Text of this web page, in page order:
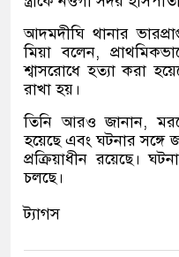
আদমদীঘি থানার
মিয়া বলেন,
শ্বাসরোধে হত্যা করা
রাখা হয়।
তিনি আরও জানান,
হয়েছে এবং ঘটনার সঙ্গে
প্রক্রিয়াধীন রয়েছে।
চলছে।
ট্যাগস